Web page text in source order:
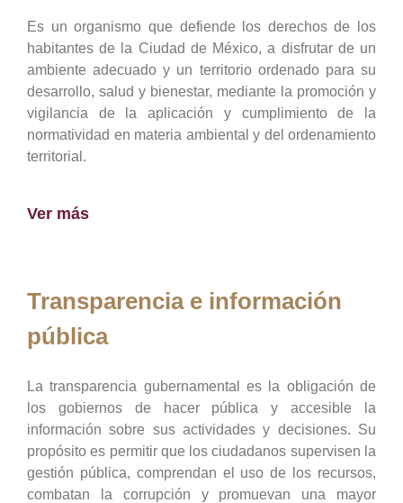
Es un organismo que defiende los derechos de los
habitantes de la Ciudad de México, a disfrutar de un
ambiente adecuado y un territorio ordenado para su
desarrollo, salud y bienestar, mediante la promoción y
vigilancia de la aplicación y cumplimiento de la
normatividad en materia ambiental y del ordenamiento
territorial.
Ver más
Transparencia e información
pública
La transparencia gubernamental es la obligación de
los gobiernos de hacer pública y accesible la
información sobre sus actividades y decisiones. Su
propósito es permitir que los ciudadanos supervisen la
gestión pública, comprendan el uso de los recursos,
combatan la corrupción y promuevan una mayor